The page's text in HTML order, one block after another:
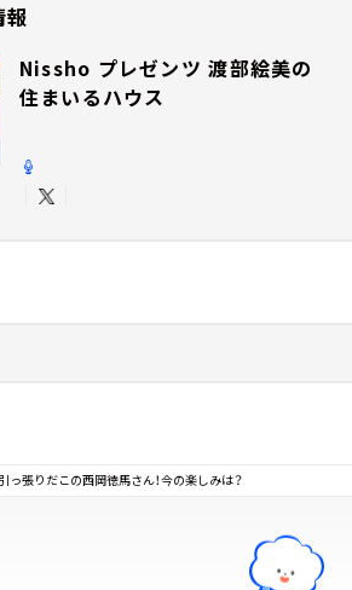
Nissho プレゼンツ 渡部絵美の
住まいるハウス
引っ張りだこの西岡徳馬さん！今の楽しみは？